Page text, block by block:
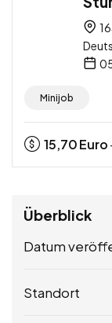
Minijob
15,70Euro
Überblick
Datum
Standort